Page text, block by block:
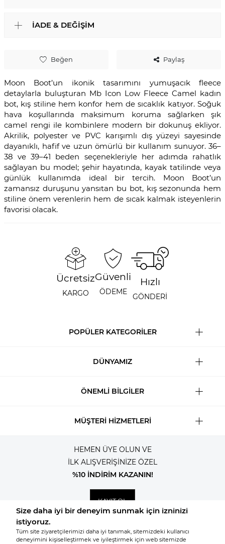
Beğen Paylaş
Moon Boot’un ikonik tasarımını yumuşacık fleece
detaylarla buluşturan Mb Icon Low Fleece Camel kadın
bot, kış stiline hem konfor hem de sıcaklık katıyor. Soğuk
hava koşullarında maksimum koruma sağlarken şık
camel rengi ile kombinlere modern bir dokunuş ekliyor.
Akrilik, polyester ve PVC karışımlı dış yüzeyi sayesinde
dayanıklı, hafif ve uzun ömürlü bir kullanım sunuyor. 36–
38 ve 39–41 beden seçenekleriyle her adımda rahatlık
sağlayan bu model; şehir hayatında, kayak tatilinde veya
günlük kullanımda ideal bir tercih. Moon Boot’un
zamansız duruşunu yansıtan bu bot, kış sezonunda hem
stiline önem verenlerin hem de sıcak kalmak isteyenlerin
favorisi olacak.
İADE & DEĞIŞIM
Ücretsiz
KARGO
Güvenli
ÖDEME
Hızlı
GÖNDERİ
POPÜLER KATEGORİLER
DÜNYAMIZ
ÖNEMLİ BİLGİLER
MÜŞTERİ HİZMETLERİ
HEMEN ÜYE OLUN VE
İLK ALIŞVERİŞİNİZE ÖZEL
%10 İNDİRİM KAZANIN!
KAYIT OL